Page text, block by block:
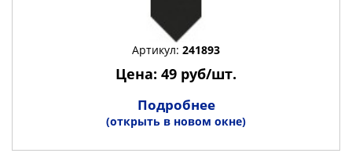
Артикул: 241893
Цена: 49 руб/шт.
Подробнее
(открыть в новом окне)